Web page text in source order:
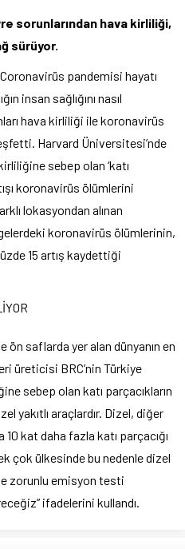
sorunlarından hava kirliliği,
sürüyor.
pandemisi hayatı
insan sağlığını nasıl
hava kirliliği ile koronavirüs
Harvard Üniversitesi’nde
sebep olan ‘katı
koronavirüs ölümlerini
lokasyondan alınan
koronavirüs ölümlerinin,
15 artış kaydettiği
ön saflarda yer alan dünyanın en
üreticisi BRC’nin Türkiye
sebep olan katı parçacıkların
yakıtlı araçlardır. Dizel, diğer
10 kat daha fazla katı parçacığı
çok ülkesinde bu nedenle dizel
zorunlu emisyon testi
ifadelerini kullandı.